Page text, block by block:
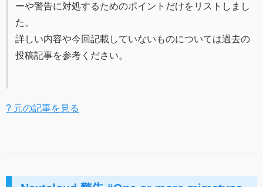
ーや警告に対処するためのポイントだけをリストしまし
た。
詳しい内容や今回記載していないものについては過去の
投稿記事を参考ください。
? 元の記事を見る